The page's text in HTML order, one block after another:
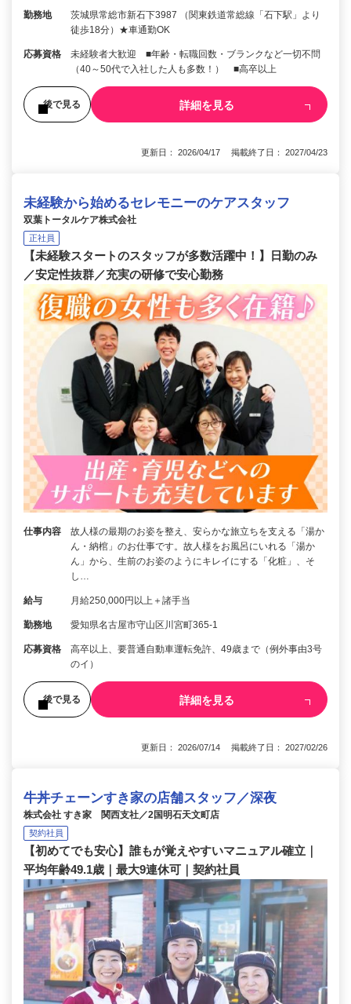
勤務地
茨城県常総市新石下3987 （関東鉄道常総線「石下駅」より
徒歩18分）★車通勤OK
応募資格
未経験者大歓迎 ■年齢・転職回数・ブランクなど一切不問
（40～50代で入社した人も多数！） ■高卒以上
後で見る 詳細を見る
更新日： 2026/04/17 掲載終了日： 2027/04/23
未経験から始めるセレモニーのケアスタッフ
双葉トータルケア株式会社
正社員
【未経験スタートのスタッフが多数活躍中！】日勤のみ
／安定性抜群／充実の研修で安心勤務
仕事内容
故人様の最期のお姿を整え、安らかな旅立ちを支える「湯か
ん・納棺」のお仕事です。故人様をお風呂にいれる「湯か
ん」から、生前のお姿のようにキレイにする「化粧」、そ
し…
給与 月給250,000円以上＋諸手当
勤務地 愛知県名古屋市守山区川宮町365-1
応募資格
高卒以上、要普通自動車運転免許、49歳まで（例外事由3号
のイ）
後で見る 詳細を見る
更新日： 2026/07/14 掲載終了日： 2027/02/26
牛丼チェーンすき家の店舗スタッフ／深夜
株式会社 すき家 関西支社／2国明石天文町店
契約社員
【初めてでも安心】誰もが覚えやすいマニュアル確立｜
平均年齢49.1歳｜最大9連休可｜契約社員